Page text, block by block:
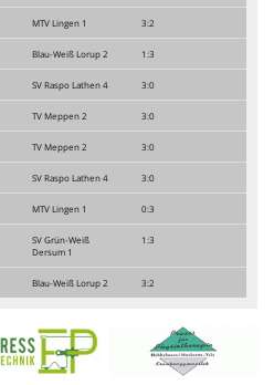
MTV Lingen 1 3:2
Blau-Weiß Lorup 2 1:3
SV Raspo Lathen 4 3:0
TV Meppen 2 3:0
TV Meppen 2 3:0
SV Raspo Lathen 4 3:0
MTV Lingen 1 0:3
SV Grün-Weiß
Dersum 1
1:3
Blau-Weiß Lorup 2 3:2